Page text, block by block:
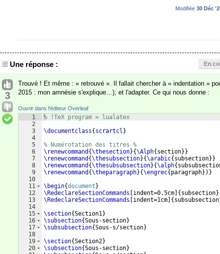
Modifiée 30 Déc
Une réponse : En
3
Trouvé ! Et même : « retrouvé ». Il fallait chercher à « indentation »
2015 : mon amnésie s'explique…), et l'adapter. Ce qui nous donne :
Ouvrir dans l'éditeur Overleaf
1
2
3
4
5
6
7
8
9
10
11
12
13
14
15
16
17
18
19
20
% !TeX program = lualatex
\documentclass{ scrartcl }
% Numérotation des titres %
\renewcommand {\thesection}{\Alph{ section}}
\renewcommand {\thesubsection}{\arabic{ subsection}}
\renewcommand {\thesubsubsection}{\alph{
\renewcommand {\theparagraph}{\engrec{ paragraph})}
\begin{document }
\RedeclareSectionCommands
indent=0.5cm { subsection}
\RedeclareSectionCommands
indent=1cm { subsubsection
\section{Section1}
\subsection{Sous-section}
\subsubsection{Sous-s/section}
\section{Section2}
\subsection{Sous-section}